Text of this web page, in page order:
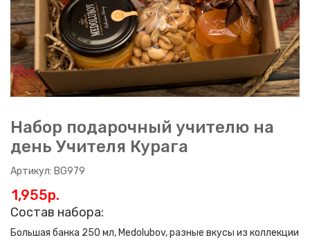
Набор подарочный учителю на
день Учителя Курага
Артикул: BG979
1,955p.
Состав набора:
Большая банка 250 мл, Medolubov, разные вкусы из коллекции